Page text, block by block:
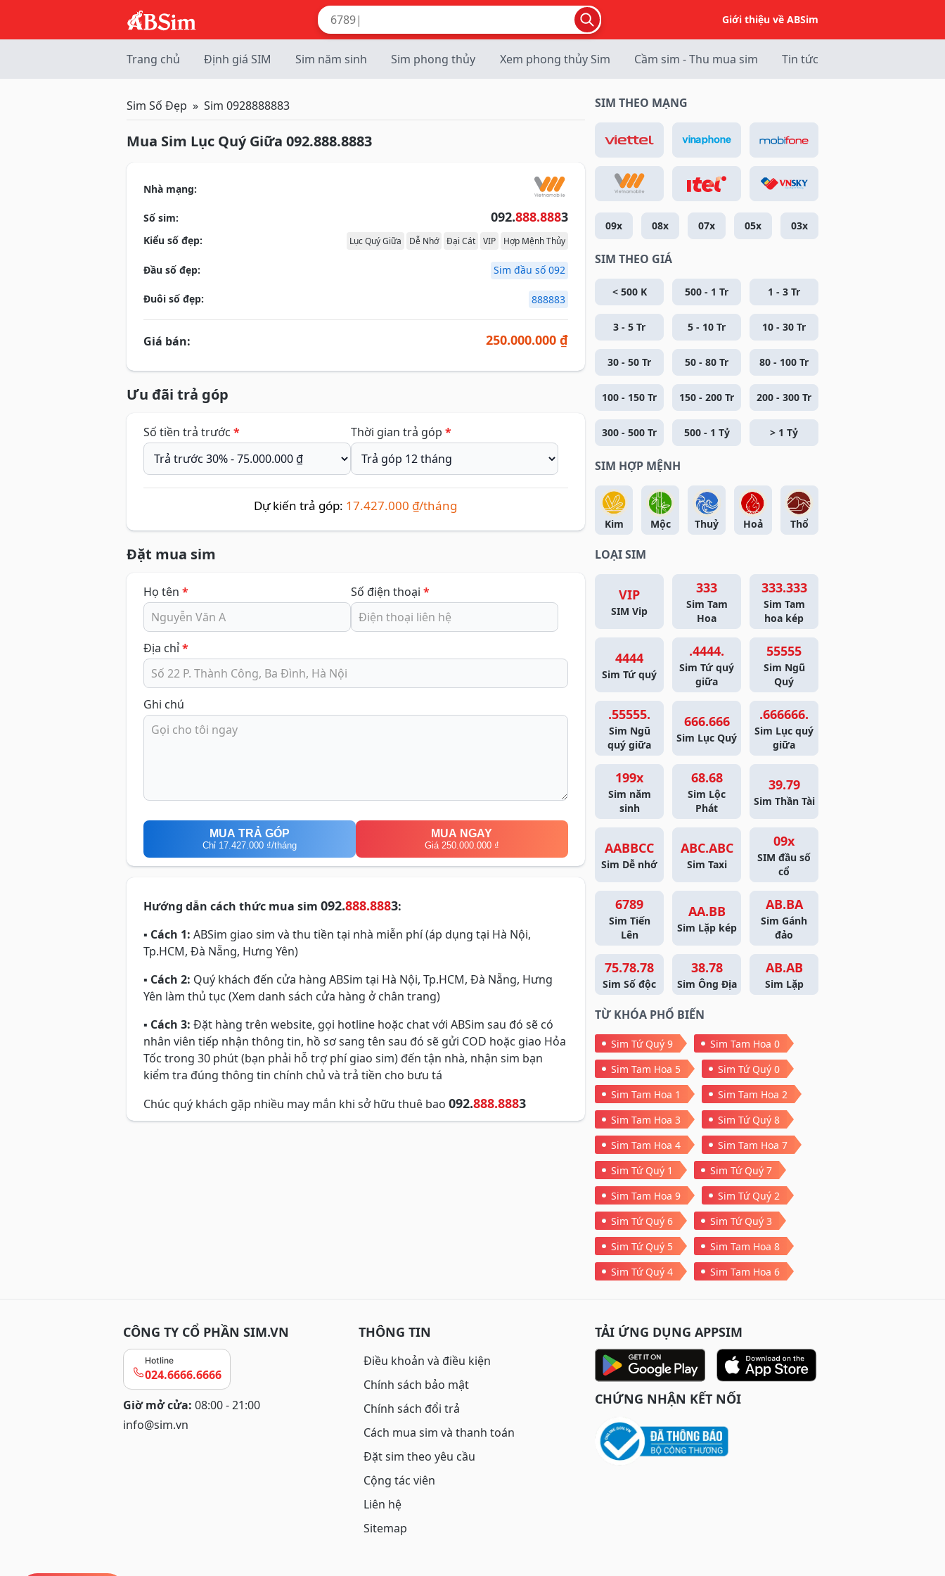
Giới thiệu về ABSim
Trang chủ Định giá SIM Sim năm sinh Sim phong thủy Xem phong thủy Sim Cầm sim - Thu mua sim Tin tức
Sim Số Đẹp Sim 0928888883
Mua Sim Lục Quý Giữa 092.888.8883
Nhà mạng:
Số sim: 092.888.8883
Kiểu số đẹp: Lục Quý Giữa Dễ Nhớ Đại Cát VIP Hợp Mệnh Thủy
Đầu số đẹp: Sim đầu số 092
Đuôi số đẹp: 888883
Giá bán: 250.000.000 ₫
Ưu đãi trả góp
Số tiền trả trước * Thời gian trả góp *
Dự kiến trả góp: 17.427.000 ₫/tháng
Đặt mua sim
Họ tên * Số điện thoại *
Địa chỉ*
Ghi chú
MUA TRẢ GÓP
Chỉ 17.427.000 ₫/tháng
MUA NGAY
Giá 250.000.000 ₫
Hướng dẫn cách thức mua sim 092.888.8883:
▪ Cách 1: ABSim giao sim và thu tiền tại nhà miễn phí (áp dụng tại Hà Nội,
Tp.HCM, Đà Nẵng, Hưng Yên)
▪ Cách 2: Quý khách đến cửa hàng ABSim tại Hà Nội, Tp.HCM, Đà Nẵng, Hưng
Yên làm thủ tục (Xem danh sách cửa hàng ở chân trang)
▪ Cách 3: Đặt hàng trên website, gọi hotline hoặc chat với ABSim sau đó sẽ có
nhân viên tiếp nhận thông tin, hồ sơ sang tên sau đó sẽ gửi COD hoặc giao Hỏa
Tốc trong 30 phút (bạn phải hỗ trợ phí giao sim) đến tận nhà, nhận sim bạn
kiểm tra đúng thông tin chính chủ và trả tiền cho bưu tá
Chúc quý khách gặp nhiều may mắn khi sở hữu thuê bao 092.888.8883
SIM THEO MẠNG
09x 08x 07x 05x 03x
SIM THEO GIÁ
< 500 K 500 - 1 Tr 1 - 3 Tr
3 - 5 Tr 5 - 10 Tr 10 - 30 Tr
30 - 50 Tr 50 - 80 Tr 80 - 100 Tr
100 - 150 Tr 150 - 200 Tr 200 - 300 Tr
300 - 500 Tr 500 - 1 Tỷ > 1 Tỷ
SIM HỢP MỆNH
Kim Mộc Thuỷ Hoả Thổ
LOẠI SIM
VIP
SIM Vip
333
Sim Tam
Hoa
333.333
Sim Tam
hoa kép
4444
Sim Tứ quý
.4444.
Sim Tứ quý
giữa
55555
Sim Ngũ
Quý
.55555.
Sim Ngũ
quý giữa
666.666
Sim Lục Quý
.666666.
Sim Lục quý
giữa
199x
Sim năm
sinh
68.68
Sim Lộc
Phát
39.79
Sim Thần Tài
AABBCC
Sim Dễ nhớ
ABC.ABC
Sim Taxi
09x
SIM đầu số
cổ
6789
Sim Tiến
Lên
AA.BB
Sim Lặp kép
AB.BA
Sim Gánh
đảo
75.78.78
Sim Số độc
38.78
Sim Ông Địa
AB.AB
Sim Lặp
TỪ KHÓA PHỔ BIẾN
Sim Tứ Quý 9
Sim Tam Hoa 0
Sim Tam Hoa 5
Sim Tứ Quý 0
Sim Tam Hoa 1
Sim Tam Hoa 2
Sim Tam Hoa 3
Sim Tứ Quý 8
Sim Tam Hoa 4
Sim Tam Hoa 7
Sim Tứ Quý 1
Sim Tứ Quý 7
Sim Tam Hoa 9
Sim Tứ Quý 2
Sim Tứ Quý 6
Sim Tứ Quý 3
Sim Tứ Quý 5
Sim Tam Hoa 8
Sim Tứ Quý 4
Sim Tam Hoa 6
CÔNG TY CỔ PHẦN SIM.VN
Hotline
024.6666.6666
Giờ mở cửa: 08:00 - 21:00
info@sim.vn
THÔNG TIN
Điều khoản và điều kiện
Chính sách bảo mật
Chính sách đổi trả
Cách mua sim và thanh toán
Đặt sim theo yêu cầu
Cộng tác viên
Liên hệ
Sitemap
TẢI ỨNG DỤNG APPSIM
CHỨNG NHẬN KẾT NỐI